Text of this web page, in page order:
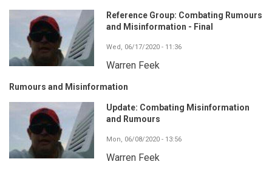
Reference Group: Combating Rumours
and Misinformation - Final
Wed, 06/17/2020 - 11:36
Warren Feek
Rumours and Misinformation
Update: Combating Misinformation
and Rumours
Mon, 06/08/2020 - 13:56
Warren Feek